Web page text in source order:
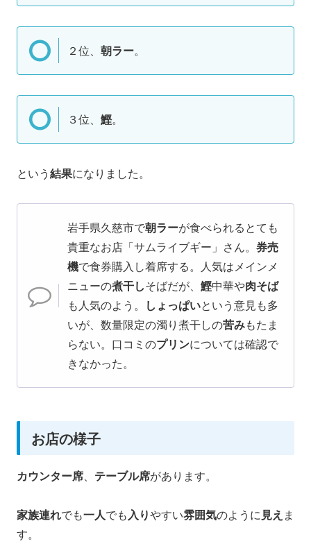
２位、 朝ラー。
３位、 鰹。
という結果になりました。
岩手県久慈市で朝ラーが食べられるとても
貴重なお店「サムライブギー」さん。 券売
機で食券購入し着席する。人気はメインメ
ニューの煮干しそばだが、 鰹中華や肉そば
も人気のよう。
しょっぱいという意見も多
いが、数量限定の濁り煮干しの苦みもたま
らない。口コミのプリンについては確認で
きなかった。
お店の様子
カウンター席、 テーブル席があります。
家族連れでも一人でも入りやすい雰囲気のように見え ま
す。